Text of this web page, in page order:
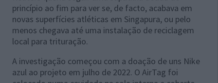
princípio ao fim para ver se, de facto, acabava em
novas superfícies atléticas em Singapura, ou pelo
menos chegava até uma instalação de reciclagem
local para trituração.
A investigação começou com a doação de uns Nike
azul ao projeto em julho de 2022. O AirTag foi